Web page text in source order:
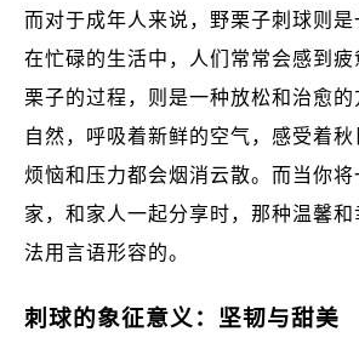
而对于成年人来说，野栗子刺球则是
在忙碌的生活中，人们常常会感到
栗子的过程，则是一种放松和治愈
自然，呼吸着新鲜的空气，感受着
烦恼和压力都会烟消云散。而当你将
家，和家人一起分享时，那种温馨
法用言语形容的。
刺球的象征意义：坚韧与甜美